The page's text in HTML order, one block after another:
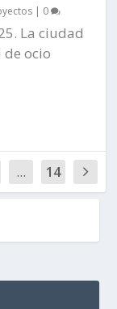
| 0
La ciudad
ocio
... 14